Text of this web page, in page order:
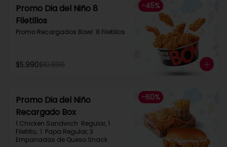
-45%
Promo Dia del Niño 8
Filetillos​
Promo Recargados Bowl  8 Filetillos
$5.990$10.890
-60%
Promo Dia del Niño
Recargado Box​
1 Chicken Sandwich  Regular, 1
Filetillo,  1  Papa Regular, 3
Empanadas de Queso Snack